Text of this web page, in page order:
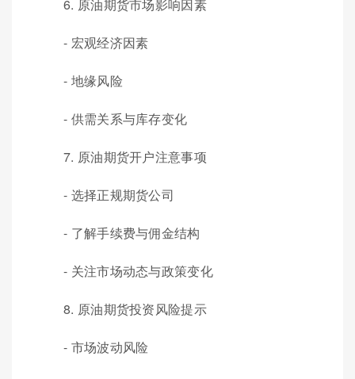
6. 原油期货市场影响因素
- 宏观经济因素
- 地缘风险
- 供需关系与库存变化
7. 原油期货开户注意事项
- 选择正规期货公司
- 了解手续费与佣金结构
- 关注市场动态与政策变化
8. 原油期货投资风险提示
- 市场波动风险